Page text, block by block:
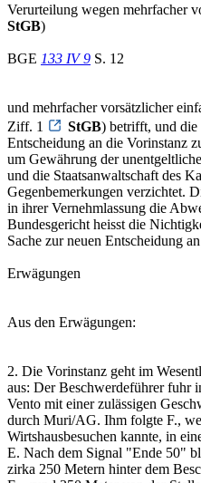
Verurteilung wegen mehrfacher
StGB)
BGE 133 IV 9 S. 12
und mehrfacher vorsätzlicher
Ziff. 1
StGB) betrifft, und die
Entscheidung an die Vorinstanz
um Gewährung der
und die Staatsanwaltschaft des
Gegenbemerkungen verzichtet.
in ihrer Vernehmlassung die
Bundesgericht heisst die
Sache zur neuen Entscheidung
Erwägungen
Aus den Erwägungen:
2. Die Vorinstanz geht im
aus: Der Beschwerdeführer fuhr
Vento mit einer zulässigen
durch Muri/AG. Ihm folgte F.,
Wirtshausbesuchen kannte, in
E. Nach dem Signal "Ende 50"
zirka 250 Metern hinter dem